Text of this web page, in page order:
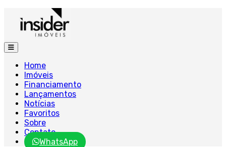
Home
Imóveis
Financiamento
Lançamentos
Notícias
Favoritos
Sobre
Contato
WhatsApp